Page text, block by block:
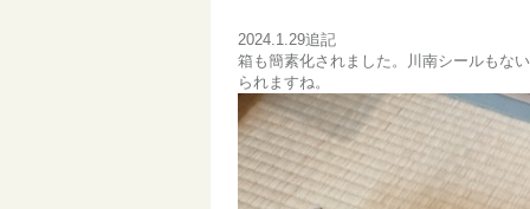
2024.1.29追記
箱も簡素化されました。川南シールもな
られますね。